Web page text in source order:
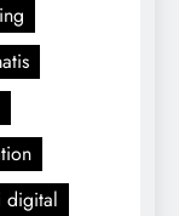
digital